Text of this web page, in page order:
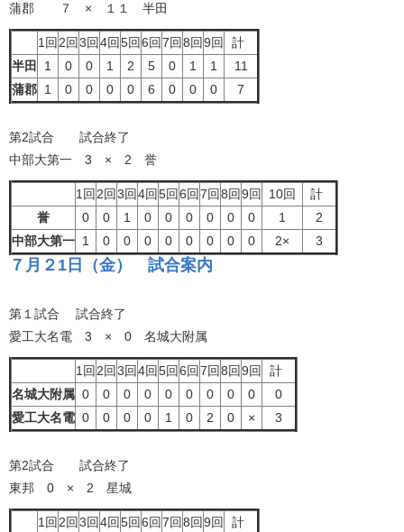
蒲郡 ７ × １１ 半田
1回 2回3回4回5回6回7回8回9回
計
半田
1 0 0 1 2 5 0 1 1
11
蒲郡 1 0 0 0 0 6 0 0 0 7
第2試合 試合終了
中部大第一 3 × 2 誉
1回 2回3回4回5回6回7回8回9回 10回
計
誉
0 0 1 0 0 0 0 0 0 1
2
中部大第一 1 0 0 0 0 0 0 0 0 2× 3
７月２1日（金） 試合案内
第１試合 試合終了
愛工大名電 3 × 0 名城大附属
1回 2回3回4回5回6回7回8回9回
計
名城大附属 0 0 0 0 0 0 0 0 0
0
愛工大名電 0 0 0 0 1 0 2 0 × 3
第2試合 試合終了
東邦 0 × 2 星城
1回 2回3回4回5回6回7回8回9回 計